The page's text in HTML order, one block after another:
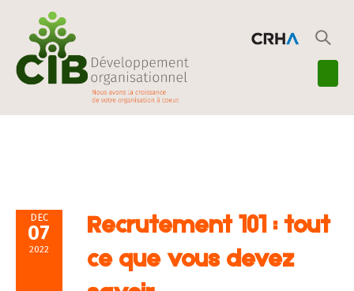
DEC
07
2022
Recrutement 101 : tout
ce que vous devez